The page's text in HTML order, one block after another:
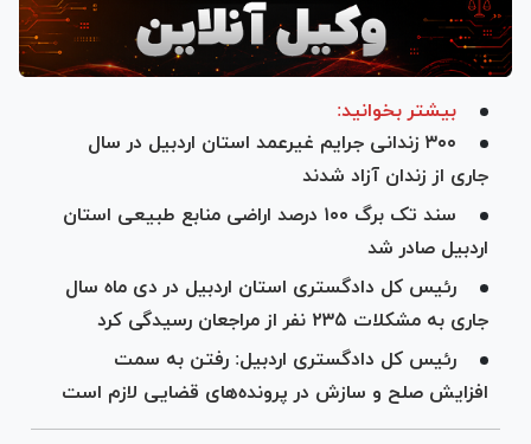
بیشتر بخوانید:
۳۰۰ زندانی جرایم غیرعمد استان اردبیل در سال
جاری از زندان آزاد شدند
سند تک برگ ۱۰۰ درصد اراضی منابع طبیعی استان
اردبیل صادر شد
رئیس کل دادگستری استان اردبیل در دی ماه سال
جاری به مشکلات ۲۳۵ نفر از مراجعان رسیدگی کرد
رئیس کل دادگستری اردبیل: رفتن به سمت
افزایش صلح و سازش در پرونده‌های قضایی لازم است